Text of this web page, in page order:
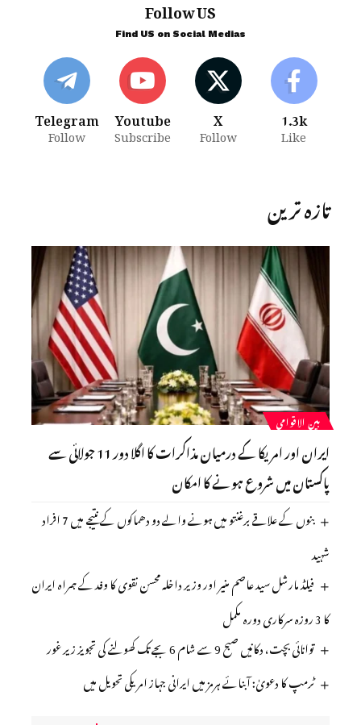
Follow US
Find US on Social Medias
1.3k
Like
X
Follow
Youtube
Subscribe
Telegram
Follow
تازہ ترین
بین الاقوامی
ایران اور امریکا کے درمیان مذاکرات کا اگلا دور 11 جولائی سے
پاکستان میں شروع ہونے کا امکان
بنوں کے علاقے برغنتو میں ہونے والے دو دھماکوں کے نتیجے میں 7 افراد
شہید
فیلڈ مارشل سید عاصم منیر اور وزیر داخلہ محسن نقوی کا وفد کے ہمراہ ایران
کا 3 روزہ سرکاری دورہ مکمل
توانائی بچت، دکانیں صبح 9 سے شام 6 بجے تک کھولنے کی تجویز زیر غور
ٹرمپ کا دعویٰ: آبنائے ہرمز میں ایرانی جہاز امریکی تحویل میں